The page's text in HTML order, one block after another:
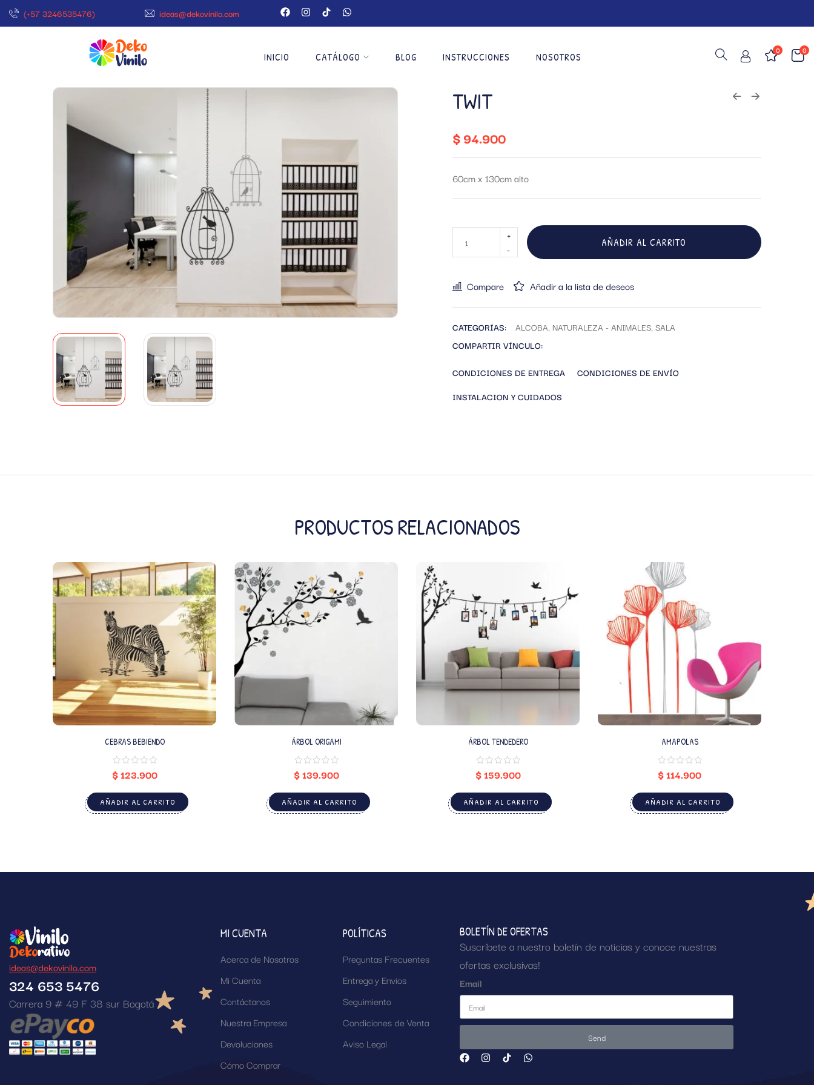
(+57 3246535476) ideas@dekovinilo.com
INICIO CATÁLOGO BLOG INSTRUCCIONES NOSOTROS
0
0
TWIT
$94.900
60cm x 130cm alto
AÑADIR AL CARRITO
Compare Añadir a la lista de deseos
CATEGORÍAS: ALCOBA, NATURALEZA - ANIMALES, SALA
COMPARTIR VÍNCULO:
CONDICIONES DE ENTREGA
CONDICIONES DE ENVÍO
INSTALACION Y CUIDADOS
PRODUCTOS RELACIONADOS
CEBRAS BEBIENDO
$123.900
AÑADIR AL CARRITO
ÁRBOL ORIGAMI
$139.900
AÑADIR AL CARRITO
ÁRBOL TENDEDERO
$159.900
AÑADIR AL CARRITO
AMAPOLAS
$114.900
AÑADIR AL CARRITO
ideas@dekovinilo.com
324 653 5476
Carrera 9 # 49 F 38 sur Bogotá
MI CUENTA
Acerca de Nosotros
Mi Cuenta
Contáctanos
Nuestra Empresa
Devoluciones
Cómo Comprar
POLÍTICAS
Preguntas Frecuentes
Entrega y Envíos
Seguimiento
Condiciones de Venta
Aviso Legal
BOLETÍN DE OFERTAS
Suscríbete a nuestro boletín de noticias y conoce nuestras
ofertas exclusivas!
Email
Send